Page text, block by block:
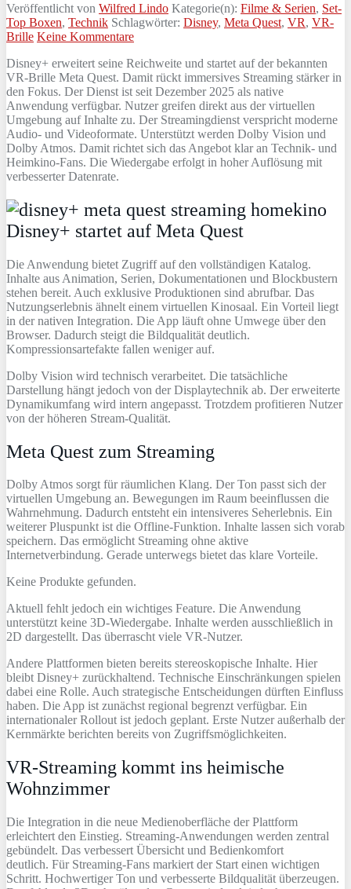
Veröffentlicht von Wilfred Lindo Kategorie(n): Filme & Serien, Set-
Top Boxen, Technik Schlagwörter: Disney, Meta Quest, VR, VR-
Brille Keine Kommentare
Disney+ erweitert seine Reichweite und startet auf der bekannten
VR‑Brille Meta Quest. Damit rückt immersives Streaming stärker in
den Fokus. Der Dienst ist seit Dezember 2025 als native
Anwendung verfügbar. Nutzer greifen direkt aus der virtuellen
Umgebung auf Inhalte zu. Der Streamingdienst verspricht moderne
Audio‑ und Videoformate. Unterstützt werden Dolby Vision und
Dolby Atmos. Damit richtet sich das Angebot klar an Technik‑ und
Heimkino‑Fans. Die Wiedergabe erfolgt in hoher Auflösung mit
verbesserter Datenrate.
Disney+ startet auf Meta Quest
Die Anwendung bietet Zugriff auf den vollständigen Katalog.
Inhalte aus Animation, Serien, Dokumentationen und Blockbustern
stehen bereit. Auch exklusive Produktionen sind abrufbar. Das
Nutzungserlebnis ähnelt einem virtuellen Kinosaal. Ein Vorteil liegt
in der nativen Integration. Die App läuft ohne Umwege über den
Browser. Dadurch steigt die Bildqualität deutlich.
Kompressionsartefakte fallen weniger auf.
Dolby Vision wird technisch verarbeitet. Die tatsächliche
Darstellung hängt jedoch von der Displaytechnik ab. Der erweiterte
Dynamikumfang wird intern angepasst. Trotzdem profitieren Nutzer
von der höheren Stream‑Qualität.
Meta Quest zum Streaming
Dolby Atmos sorgt für räumlichen Klang. Der Ton passt sich der
virtuellen Umgebung an. Bewegungen im Raum beeinflussen die
Wahrnehmung. Dadurch entsteht ein intensiveres Seherlebnis. Ein
weiterer Pluspunkt ist die Offline‑Funktion. Inhalte lassen sich vorab
speichern. Das ermöglicht Streaming ohne aktive
Internetverbindung. Gerade unterwegs bietet das klare Vorteile.
Keine Produkte gefunden.
Aktuell fehlt jedoch ein wichtiges Feature. Die Anwendung
unterstützt keine 3D‑Wiedergabe. Inhalte werden ausschließlich in
2D dargestellt. Das überrascht viele VR‑Nutzer.
Andere Plattformen bieten bereits stereoskopische Inhalte. Hier
bleibt Disney+ zurückhaltend. Technische Einschränkungen spielen
dabei eine Rolle. Auch strategische Entscheidungen dürften Einfluss
haben. Die App ist zunächst regional begrenzt verfügbar. Ein
internationaler Rollout ist jedoch geplant. Erste Nutzer außerhalb der
Kernmärkte berichten bereits von Zugriffsmöglichkeiten.
VR-Streaming kommt ins heimische
Wohnzimmer
Die Integration in die neue Medienoberfläche der Plattform
erleichtert den Einstieg. Streaming‑Anwendungen werden zentral
gebündelt. Das verbessert Übersicht und Bedienkomfort
deutlich. Für Streaming‑Fans markiert der Start einen wichtigen
Schritt. Hochwertiger Ton und verbesserte Bildqualität überzeugen.